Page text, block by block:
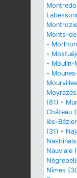
Monts-
-
-
- Moulin-
-
(81) -
Château
lès-
(31) -
Nauviale
Nîmes